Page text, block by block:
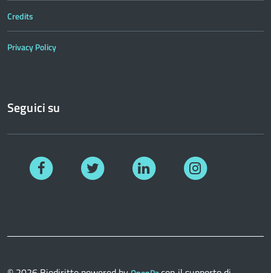
Credits
Privacy Policy
Seguici su
Facebook Linkedin